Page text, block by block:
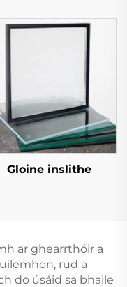
Gloine inslithe
ar ghearrthóir a
rud a
do úsáid sa bhaile